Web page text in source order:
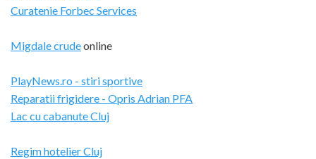
Curatenie Forbec Services
Migdale crudeonline
PlayNews.ro - stiri sportive
Reparatii frigidere - Opris Adrian PFA
Lac cu cabanute Cluj
Regim hotelier Cluj